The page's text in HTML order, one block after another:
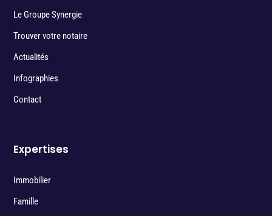
Le Groupe Synergie
Trouver votre notaire
Actualités
Infographies
Contact
Expertises
Immobilier
Famille